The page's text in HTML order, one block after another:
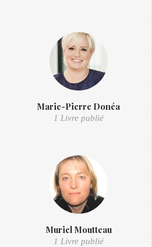
Marie-Pierre Donéa
1 Livre publié
Muriel Moutteau
1 Livre publié